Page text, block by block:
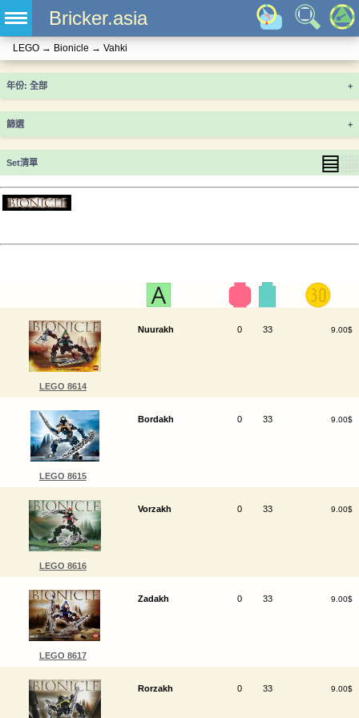
Bricker.asia
LEGO → Bionicle → Vahki
年份 +
篩選 +
Set清單 ▤
LEGO 8614
Nuurakh 0 33 9.00$
LEGO 8615
Bordakh 0 33 9.00$
LEGO 8616
Vorzakh 0 33 9.00$
LEGO 8617
Zadakh 0 33 9.00$
Rorzakh 0 33 9.00$